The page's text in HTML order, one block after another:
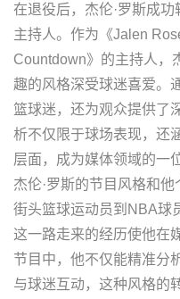
在退役后，杰伦·罗斯成
主持人。作为《Jalen
Countdown》的主持人，
趣的风格深受球迷喜爱。
篮球迷，还为观众提供了
析不仅限于球场表现，还
层面，成为媒体领域的一
杰伦·罗斯的节目风格和
街头篮球运动员到NBA球
这一路走来的经历使他在
节目中，他不仅能精准分
与球迷互动，这种风格的